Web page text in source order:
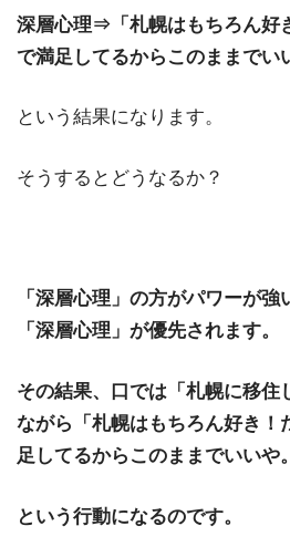
深層心理⇒「札幌はもちろん好
で満足してるからこのままでい
という結果になります。
そうするとどうなるか？
「深層心理」の方がパワーが
「深層心理」が優先されます。
その結果、口では「札幌に移住
ながら「札幌はもちろん好き！
足してるからこのままでいいや
という行動になるのです。